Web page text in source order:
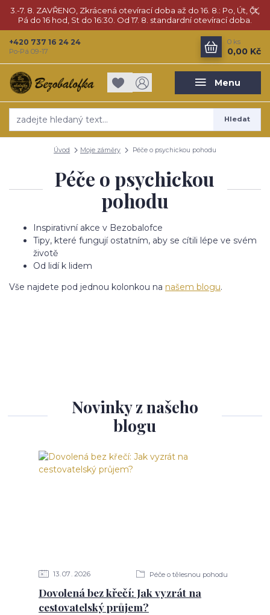
3.-7. 8. ZAVŘENO, Zkrácená otevírací doba až do 16. 8.: Po, Út, Čt,
Pá do 16 hod, St do 16:30. Od 17. 8. standardní otevírací doba.
Menu
Hledat
+420 737 16 24 24
Po-Pá 09-17
0 ks
0,00 Kč
Úvod Moje záměry Péče o psychickou pohodu
Péče o psychickou
pohodu
Inspirativní akce v Bezobalofce
Tipy, které fungují ostatním, aby se cítili lépe ve svém
životě
Od lidí k lidem
Vše najdete pod jednou kolonkou na našem blogu.
Novinky z našeho
blogu
13 07 2026 Péče o tělesnou pohodu
Dovolená bez křečí: Jak vyzrát na
cestovatelský průjem?